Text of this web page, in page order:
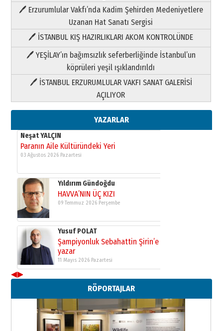
🖊 Erzurumlular Vakfı’nda Kadim Şehirden Medeniyetlere
Uzanan Hat Sanatı Sergisi
🖊 İSTANBUL KIŞ HAZIRLIKLARI AKOM KONTROLÜNDE
🖊 YEŞİLAY’ın bağımsızlık seferberliğinde İstanbul’un
köprüleri yeşil ışıklandırıldı
🖊 İSTANBUL ERZURUMLULAR VAKFI SANAT GALERİSİ
AÇILIYOR
YAZARLAR
Paranın Aile Kültüründeki Yeri
03 Ağustos 2026 Pazartesi
Yıldırım Gündoğdu
HAVVA’NIN ÜÇ KIZI
09 Temmuz 2026 Perşembe
Yusuf POLAT
Şampiyonluk Sebahattin Şirin’e
yazar
Neşat YALÇIN
03 Ağustos 2026 Pazartesi
Yıldırım Gündoğdu
09 Temmuz 2026 Perşembe
Yusuf POLAT
Şampiyonluk Sebahattin Şirin’e
11 Mayıs 2026 Pazartesi
◀▶
RÖPORTAJLAR